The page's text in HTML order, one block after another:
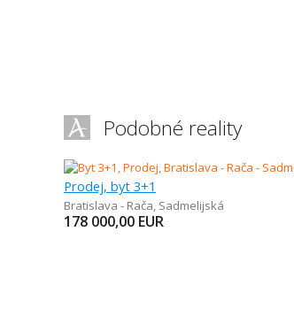
Podobné reality
Prodej, byt 3+1
Bratislava - Rača, Sadmelijská
178 000,00 EUR